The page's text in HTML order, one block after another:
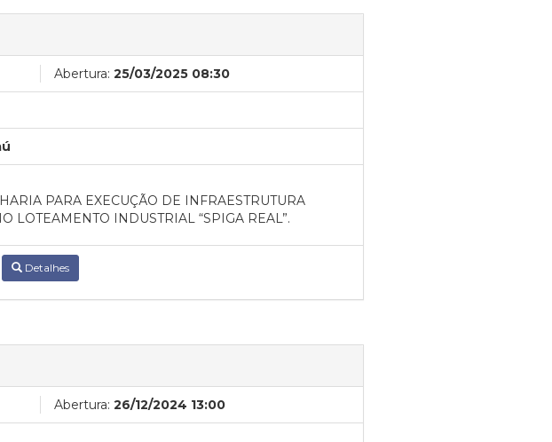
Abertura: 25/03/2025 08:30
PARA EXECUÇÃO DE INFRAESTRUTURA
LOTEAMENTO INDUSTRIAL “SPIGA REAL”.
Detalhes
Abertura: 26/12/2024 13:00